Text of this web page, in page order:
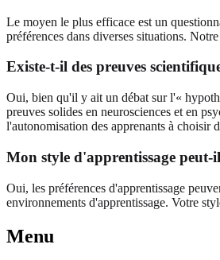
Le moyen le plus efficace est un
préférences dans diverses situations. Notre
Existe-t-il des preuves
Oui, bien qu'il y ait un débat sur l'«
preuves solides en neurosciences et en
l'autonomisation des apprenants à choisir
Mon style d'apprentissage peut-
Oui, les préférences d'apprentissage
environnements d'apprentissage. Votre
Menu